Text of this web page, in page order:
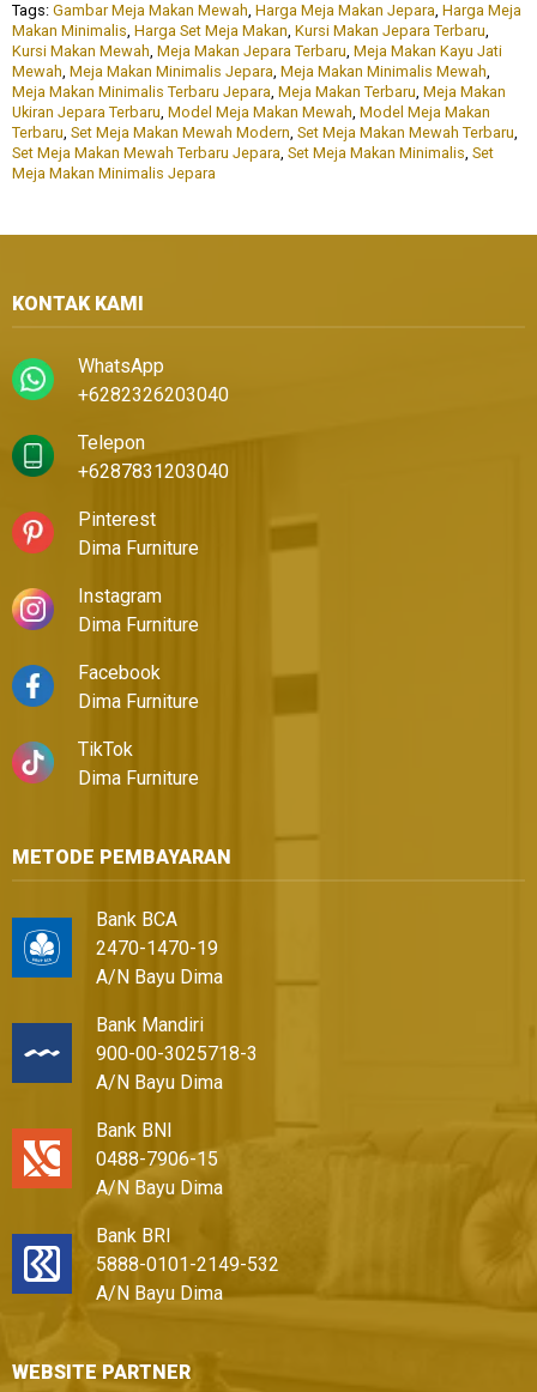
Tags: Gambar Meja Makan Mewah, Harga Meja Makan Jepara, Harga Meja
Makan Minimalis, Harga Set Meja Makan, Kursi Makan Jepara Terbaru,
Kursi Makan Mewah, Meja Makan Jepara Terbaru, Meja Makan Kayu Jati
Mewah, Meja Makan Minimalis Jepara, Meja Makan Minimalis Mewah,
Meja Makan Minimalis Terbaru Jepara, Meja Makan Terbaru, Meja Makan
Ukiran Jepara Terbaru, Model Meja Makan Mewah, Model Meja Makan
Terbaru, Set Meja Makan Mewah Modern, Set Meja Makan Mewah Terbaru,
Set Meja Makan Mewah Terbaru Jepara, Set Meja Makan Minimalis, Set
Meja Makan Minimalis Jepara
KONTAK KAMI
WhatsApp
+6282326203040
Telepon
+6287831203040
Pinterest
Dima Furniture
Instagram
Dima Furniture
Facebook
Dima Furniture
TikTok
Dima Furniture
METODE PEMBAYARAN
Bank BCA
2470-1470-19
A/N Bayu Dima
Bank Mandiri
900-00-3025718-3
A/N Bayu Dima
Bank BNI
0488-7906-15
A/N Bayu Dima
Bank BRI
5888-0101-2149-532
A/N Bayu Dima
WEBSITE PARTNER